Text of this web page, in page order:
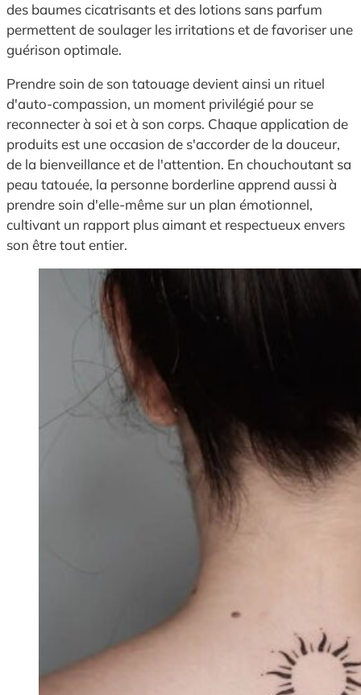
des baumes cicatrisants et des lotions sans parfum
permettent de soulager les irritations et de favoriser une
guérison optimale.
Prendre soin de son tatouage devient ainsi un rituel
d'auto-compassion, un moment privilégié pour se
reconnecter à soi et à son corps. Chaque application de
produits est une occasion de s'accorder de la douceur,
de la bienveillance et de l'attention. En chouchoutant sa
peau tatouée, la personne borderline apprend aussi à
prendre soin d'elle-même sur un plan émotionnel,
cultivant un rapport plus aimant et respectueux envers
son être tout entier.